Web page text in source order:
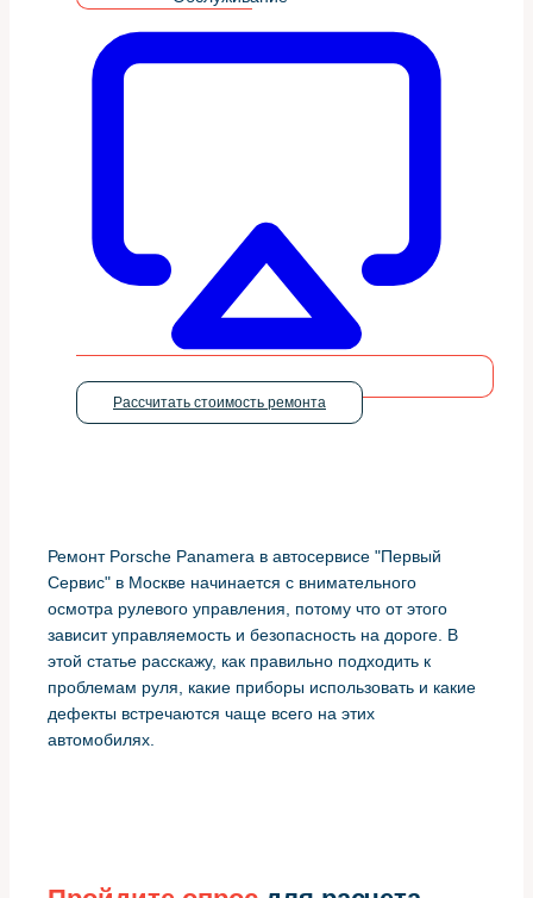
Рассчитать стоимость ремонта
Ремонт Porsche Panamera в автосервисе "Первый
Сервис" в Москве начинается с внимательного
осмотра рулевого управления, потому что от этого
зависит управляемость и безопасность на дороге. В
этой статье расскажу, как правильно подходить к
проблемам руля, какие приборы использовать и какие
дефекты встречаются чаще всего на этих
автомобилях.